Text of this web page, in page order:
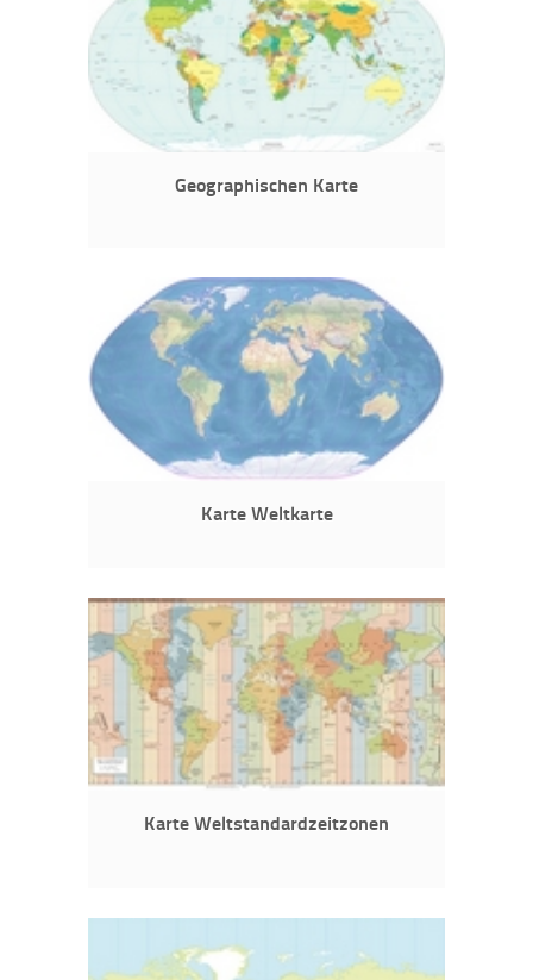
Geographischen Karte
Karte Weltkarte
Karte Weltstandardzeitzonen